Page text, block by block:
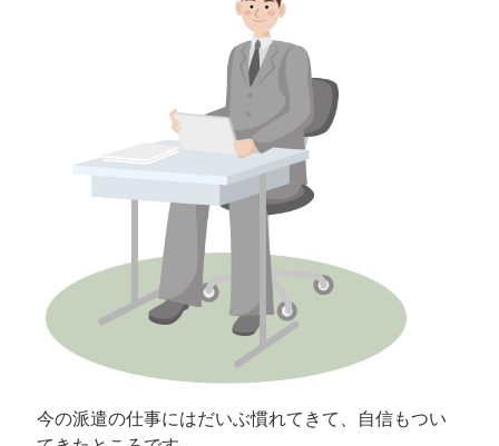
今の派遣の仕事にはだいぶ慣れてきて、自信もつい